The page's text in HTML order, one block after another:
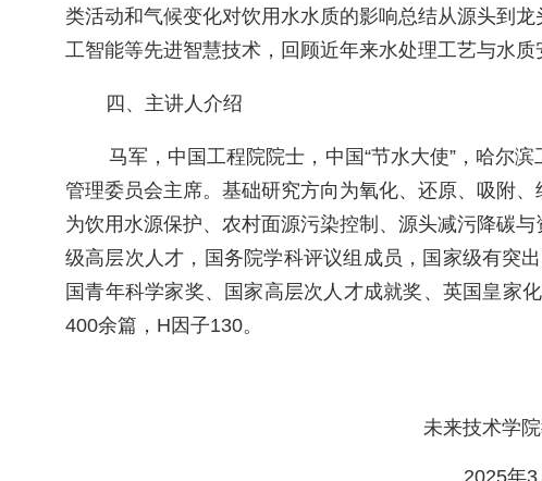
类活动和气候变化对饮用水水质的影响总结从源头到
工智能等先进智慧技术，回顾近年来水处理工艺与水
四、主讲人介绍
马军，中国工程院院士，中国“节水大使”，哈尔
管理委员会主席。基础研究方向为氧化、还原、吸附
为饮用水源保护、农村面源污染控制、源头减污降碳
级高层次人才，国务院学科评议组成员，国家级有突
国青年科学家奖、国家高层次人才成就奖、英国皇家
400余篇，H因子130。
未来技术学
2025年3